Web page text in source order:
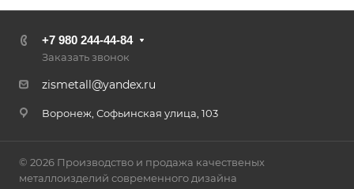
+7 980 244-44-84
Заказать звонок
zismetall@yandex.ru
Воронеж, Софьинская улица, 103
© 2026 Производство и продажа качественых
металлоизделий современного дизайна